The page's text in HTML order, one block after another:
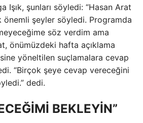
Işık, şunları söyledi: “Hasan Arat
önemli şeyler söyledi. Programda
söz verdim ama
önümüzdeki hafta açıklama
yöneltilen suçlamalara cevap
“Birçok şeye cevap vereceğini
dedi.
BEKLEYİN”